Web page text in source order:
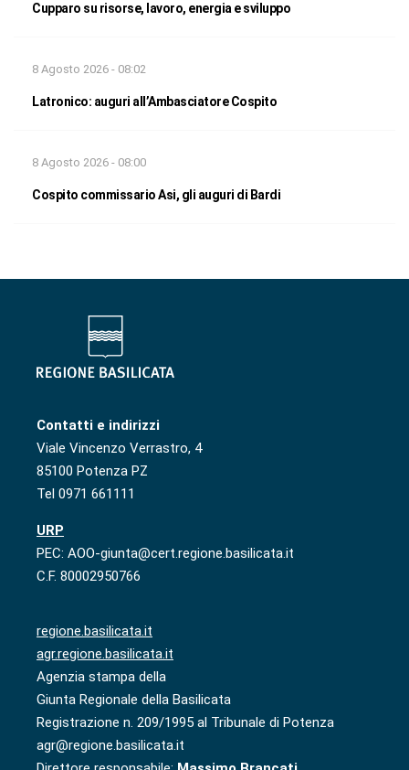
Cupparo su risorse, lavoro, energia e sviluppo
8 Agosto 2026 - 08:02
Latronico: auguri all’Ambasciatore Cospito
8 Agosto 2026 - 08:00
Cospito commissario Asi, gli auguri di Bardi
Contatti e indirizzi
Viale Vincenzo Verrastro, 4
85100 Potenza PZ
Tel 0971 661111
URP
PEC: AOO-giunta@cert.regione.basilicata.it
C.F. 80002950766
regione.basilicata.it
agr.regione.basilicata.it
Agenzia stampa della
Giunta Regionale della Basilicata
Registrazione n. 209/1995 al Tribunale di Potenza
agr@regione.basilicata.it